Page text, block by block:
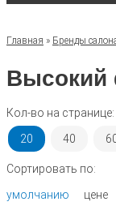
Главная » Бренды
Кол-во на странице:
20
40
Сортировать по:
умолчанию
цене